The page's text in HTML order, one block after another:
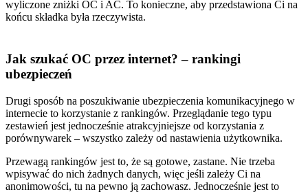
wyliczone zniżki OC i AC. To konieczne, aby przedstawiona Ci na
końcu składka była rzeczywista.
Jak szukać OC przez internet? – rankingi
ubezpieczeń
Drugi sposób na poszukiwanie ubezpieczenia komunikacyjnego w
internecie to korzystanie z rankingów. Przeglądanie tego typu
zestawień jest jednocześnie atrakcyjniejsze od korzystania z
porównywarek – wszystko zależy od nastawienia użytkownika.
Przewagą rankingów jest to, że są gotowe, zastane. Nie trzeba
wpisywać do nich żadnych danych, więc jeśli zależy Ci na
anonimowości, tu na pewno ją zachowasz. Jednocześnie jest to